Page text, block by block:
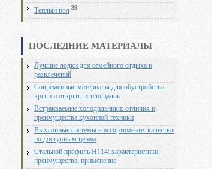
Теплый пол 39
ПОСЛЕДНИЕ МАТЕРИАЛЫ
Лучшие лодки для семейного отдыха и
развлечений
Современные материалы для обустройства
крыш и открытых площадок
Встраиваемые холодильники: отличия и
преимущества кухонной техники
Выхлопные системы в ассортименте: качество
по доступным ценам
Стальной профиль Н114: характеристики,
преимущества, применение